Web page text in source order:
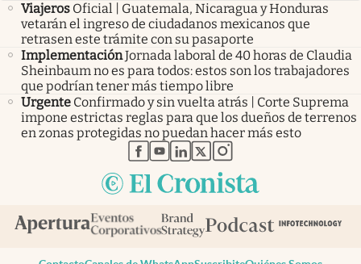
Viajeros Oficial | Guatemala, Nicaragua y Honduras
vetarán el ingreso de ciudadanos mexicanos que
retrasen este trámite con su pasaporte
ImplementaciónJornada laboral de 40 horas de Claudia
Sheinbaum no es para todos: estos son los trabajadores
que podrían tener más tiempo libre
Urgente Confirmado y sin vuelta atrás | Corte Suprema
impone estrictas reglas para que los dueños de terrenos
en zonas protegidas no puedan hacer más esto
abre en nueva pestaña
abre en nueva pestaña
abre en nueva pestaña
abre en nueva pestaña
abre en nueva pestaña